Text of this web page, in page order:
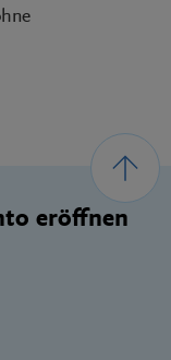
eröffnen